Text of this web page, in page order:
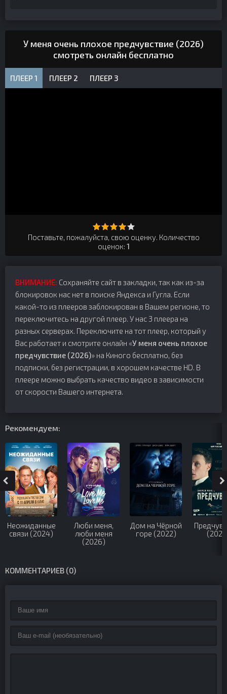
У меня очень плохое предчувствие (2026)
смотреть онлайн бесплатно
ПЛЕЕР 1 ПЛЕЕР 2 ПЛЕЕР 3
Поставьте, пожалуйста, свою оценку. Количество
оценок: 1
ВНИМАНИЕ: Сохраняйте сайт в закладки, так как из-за
блокировок нас нет в поиске Яндекса и Гугла. Если
какой-то из плееров заблокирован в Вашем регионе, то
переключитесь на другой плеер. У нас 3 плеера на
разных серверах. Переключите на тот плеер, который у
Вас работает и смотрите онлайн «У меня очень плохое
предчувствие (2026)» на Киного бесплатно, без
подписки, без регистрации, в хорошем качестве HD. В
плеере можно выбрать качество видео в зависимости
от скорости Вашего интернета.
Рекомендуем:
Неожиданные
связи (2024)
Люби меня,
люби меня
(2026)
Дом на Чёрной
горе (2022)
КОММЕНТАРИЕВ (0)